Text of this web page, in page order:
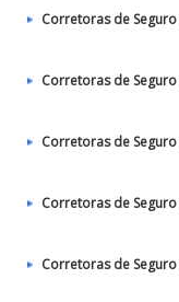
Corretoras de
Corretoras de
Corretoras de
Corretoras de Seguro
Corretoras de